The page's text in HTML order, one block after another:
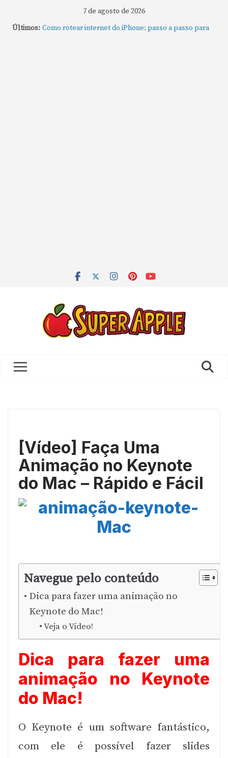
7 de agosto de 2026
Últimos: Como rotear internet do iPhone: passo a passo para
[Vídeo] Faça Uma
Animação no Keynote
do Mac – Rápido e Fácil
Navegue pelo conteúdo
Dica para fazer uma animação no
Keynote do Mac!
Veja o Vídeo!
Dica para fazer uma
animação no Keynote
do Mac!
O Keynote é um software fantástico,
com ele é possível fazer slides